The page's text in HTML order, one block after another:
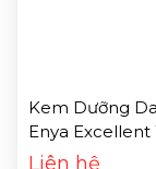
Kem Dưỡng
Enya
Liên hệ